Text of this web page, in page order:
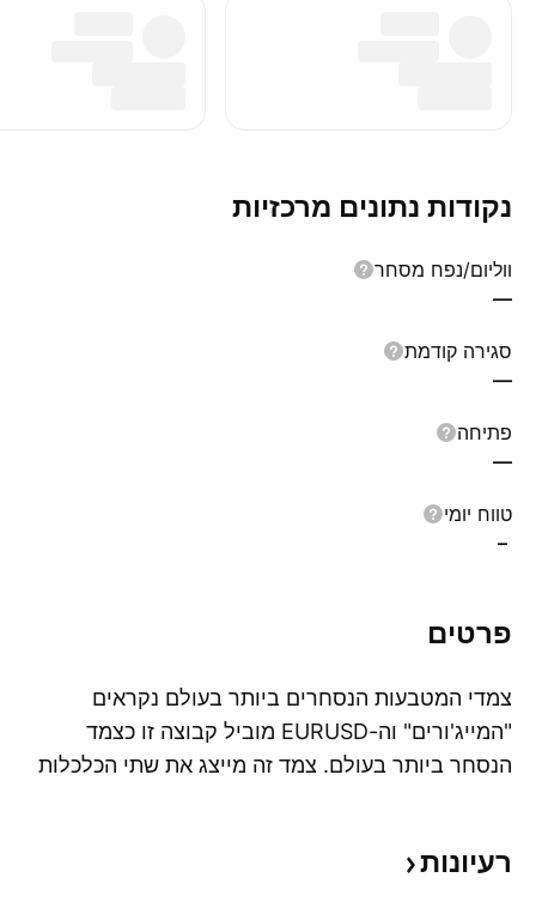
נקודות נתונים מרכזיות
ווליום/נפח מסחר
—
סגירה קודמת
—
פתיחה
—
טווח יומי
–
פרטים
צמדי המטבעות הנסחרים ביותר בעולם נקראים
"המייג'ורים" וה-EURUSD מוביל קבוצה זו כצמד
הנסחר ביותר בעולם. צמד זה מייצג את שתי הכלכלות
רעיונות